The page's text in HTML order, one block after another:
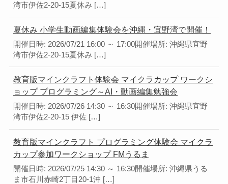
湾市伊佐2-20-15夏休み […]
夏休み 小学生動画編集体験会を沖縄・宜野湾で開催！
開催日時: 2026/07/21 16:00 ～ 17:00開催場所: 沖縄県宜野
湾市伊佐2-20-15夏休み […]
教育版マインクラフト体験会 マイクラカップ ワークシ
ョップ プログラミング～AI・動画編集勉強会
開催日時: 2026/07/26 14:30 ～ 16:30開催場所: 沖縄県宜野
湾市伊佐2-20-15 伊佐 […]
教育版マインクラフト プログラミング体験会 マイクラ
カップ参加ワークショップ FMうるま
開催日時: 2026/07/25 14:30 ～ 16:30開催場所: 沖縄県うる
ま市石川赤崎2丁目20-1沖 […]